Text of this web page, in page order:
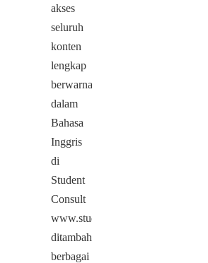
akses
seluruh
konten
lengkap
berwarna
dalam
Bahasa
Inggris
di
Student
Consult
www.studentconsult.com,
ditambah
berbagai